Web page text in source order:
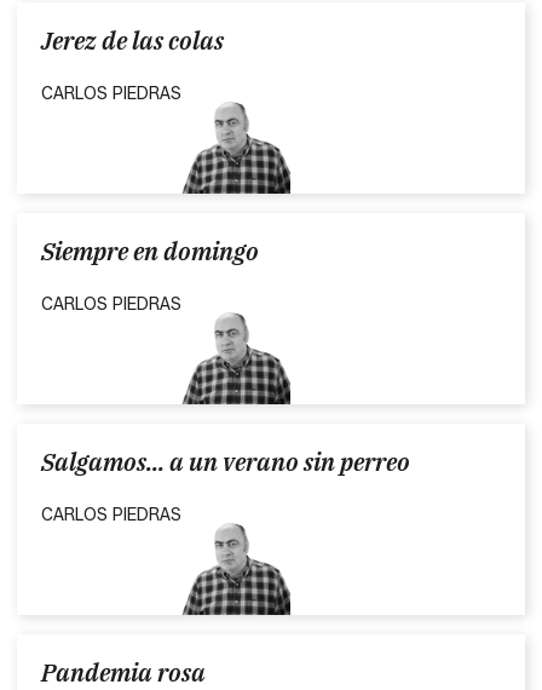
Jerez de las colas
CARLOS PIEDRAS
Siempre en domingo
CARLOS PIEDRAS
Salgamos... a un verano sin perreo
CARLOS PIEDRAS
Pandemia rosa